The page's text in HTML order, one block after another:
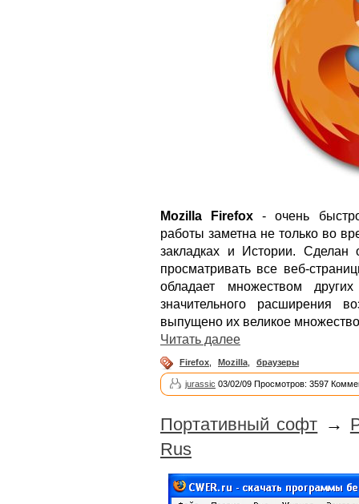
Mozilla Firefox - очень
работы заметна не только во
закладках и Истории.
просматривать все веб-
обладает множеством
значительного расширения
выпущено их великое
Читать далее
Firefox Mozilla браузеры
jurassic 03/02/09 Просмотров: 3597
Портативный софт →
Rus